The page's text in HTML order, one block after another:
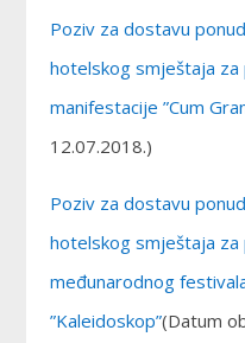
Poziv za dostavu
hotelskog smještaja
manifestacije ”Cum
12.07.2018.)
Poziv za dostavu
hotelskog smještaja
međunarodnog
”Kaleidoskop”(Datum